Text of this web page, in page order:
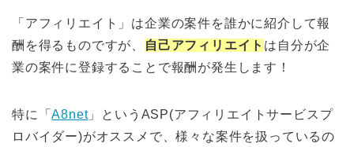
「アフィリエイト」は企業の案件を誰かに紹介して報
酬を得るものですが、
自己アフィリエイト は自分が企
業の案件に登録することで報酬が発生します！
特に「A8net」というASP(アフィリエイトサービスプ
ロバイダー)がオススメで、様々な案件を扱っているの